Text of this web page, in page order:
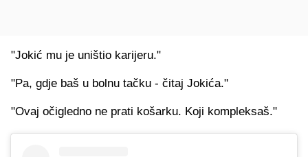
"Jokić mu je uništio karijeru."
"Pa, gdje baš u bolnu tačku - čitaj Jokića."
"Ovaj očigledno ne prati košarku. Koji kompleksaš."